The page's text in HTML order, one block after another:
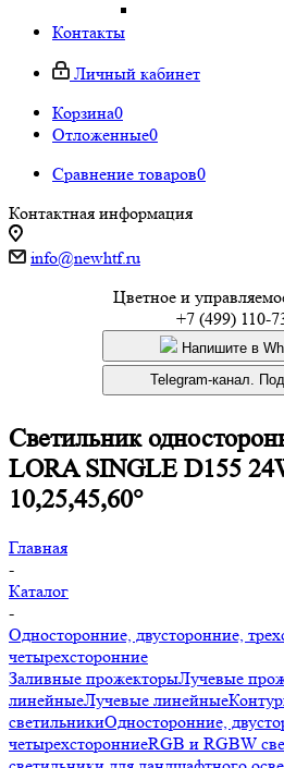
Контакты
Личный кабинет
Корзина0
Отложенные0
Сравнение товаров0
Контактная информация
info@newhtf.ru
Цветное и
+7 (499) 110-
Напишите в
Telegram-канал.
Светильник
LORA SINGLE D155
10,25,45,60°
Главная
-
Каталог
-
Односторонние, двусторонние,
четырехсторонние
Заливные прожекторыЛучевые
линейныеЛучевые линейные
светильникиОдносторонние,
четырехсторонниеRGB и RGBW